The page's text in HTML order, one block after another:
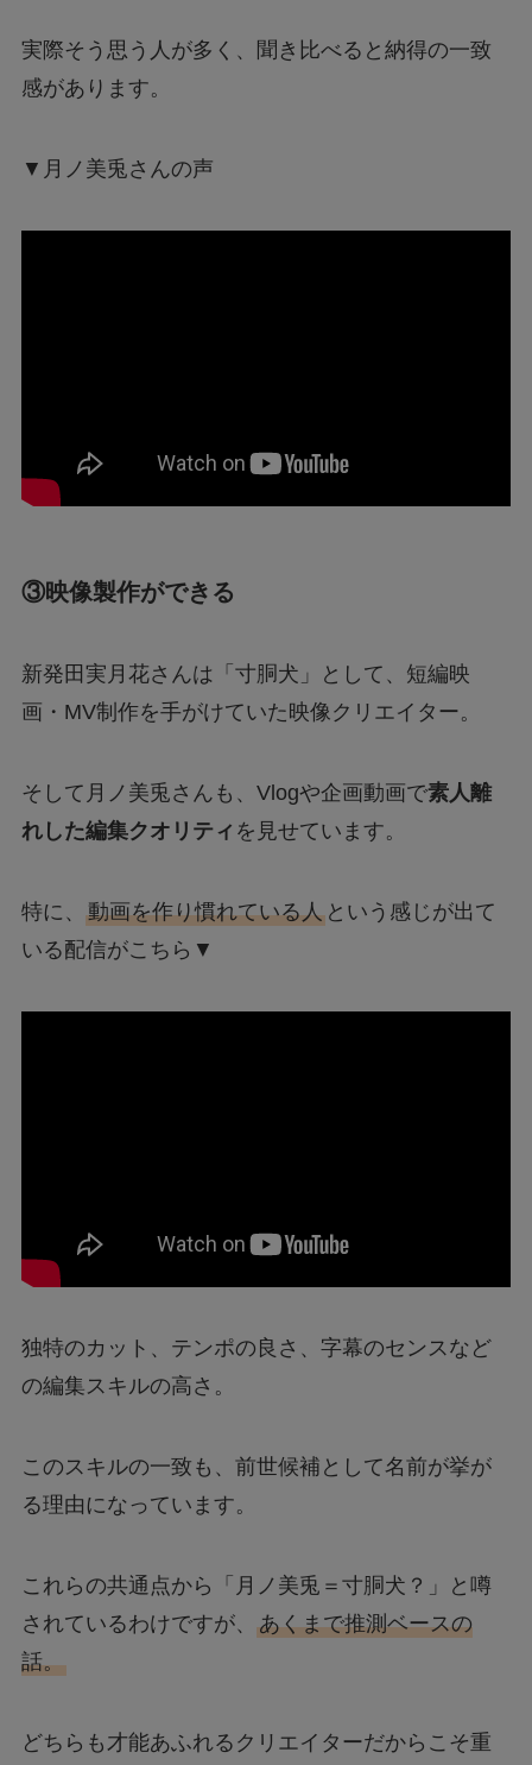
実際そう思う人が多く、聞き比べると納得の一致
感があります。
▼月ノ美兎さんの声
③映像製作ができる
新発田実月花さんは「寸胴犬」として、短編映
画・MV制作を手がけていた映像クリエイター。
そして月ノ美兎さんも、Vlogや企画動画で素人離
れした編集クオリティ を見せています。
特に、 動画を作り慣れている人という感じが出て
いる配信がこちら▼
独特のカット、テンポの良さ、字幕のセンスなど
の編集スキルの高さ。
このスキルの一致も、前世候補として名前が挙が
る理由になっています。
これらの共通点から「月ノ美兎＝寸胴犬？」と噂
されているわけですが、 あくまで推測ベースの
話。
どちらも才能あふれるクリエイターだからこそ重